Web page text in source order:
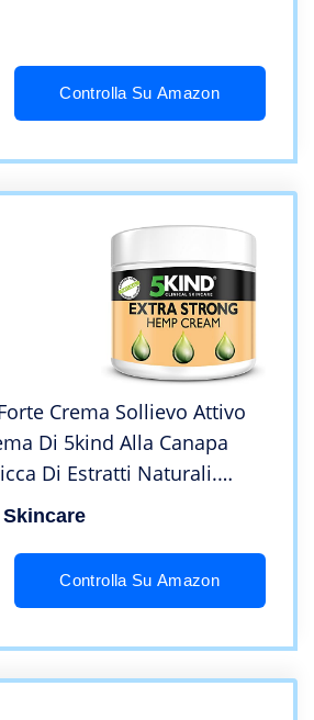
Controlla Su Amazon
Crema Sollievo Attivo
Di 5kind Alla Canapa
Di Estratti Naturali.
Schiena, Spalle
Controlla Su Amazon